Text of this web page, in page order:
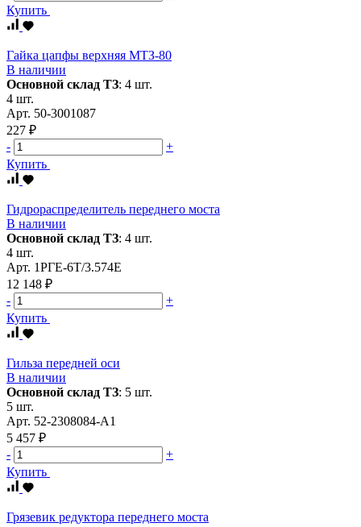
Купить
Гайка цапфы верхняя МТЗ-80
В наличии
Основной склад ТЗ: 4 шт.
4 шт.
Арт. 50-3001087
227 ₽
-
+
Купить
Гидрораспределитель переднего моста
В наличии
Основной склад ТЗ: 4 шт.
4 шт.
Арт. 1РГЕ-6Т/3.574Е
12 148 ₽
-
+
Купить
Гильза передней оси
В наличии
Основной склад ТЗ: 5 шт.
5 шт.
Арт. 52-2308084-А1
5 457 ₽
-
+
Купить
Грязевик редуктора переднего моста